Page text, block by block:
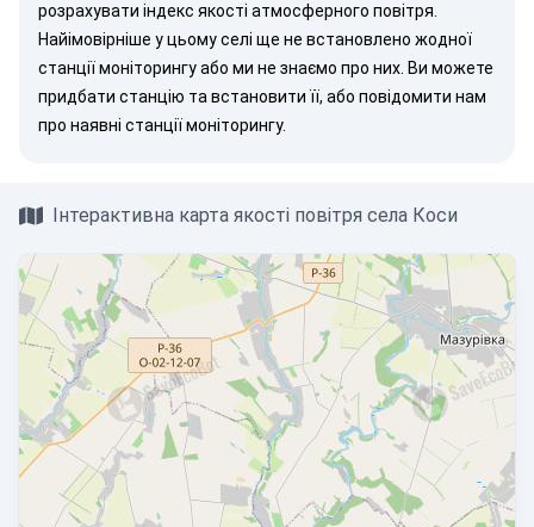
розрахувати індекс якості атмосферного повітря.
Найімовірніше у цьому селі ще не встановлено жодної
станції моніторингу або ми не знаємо про них. Ви можете
придбати станцію та встановити її, або повідомити нам
про наявні станції моніторингу.
Інтерактивна карта якості повітря села Коси